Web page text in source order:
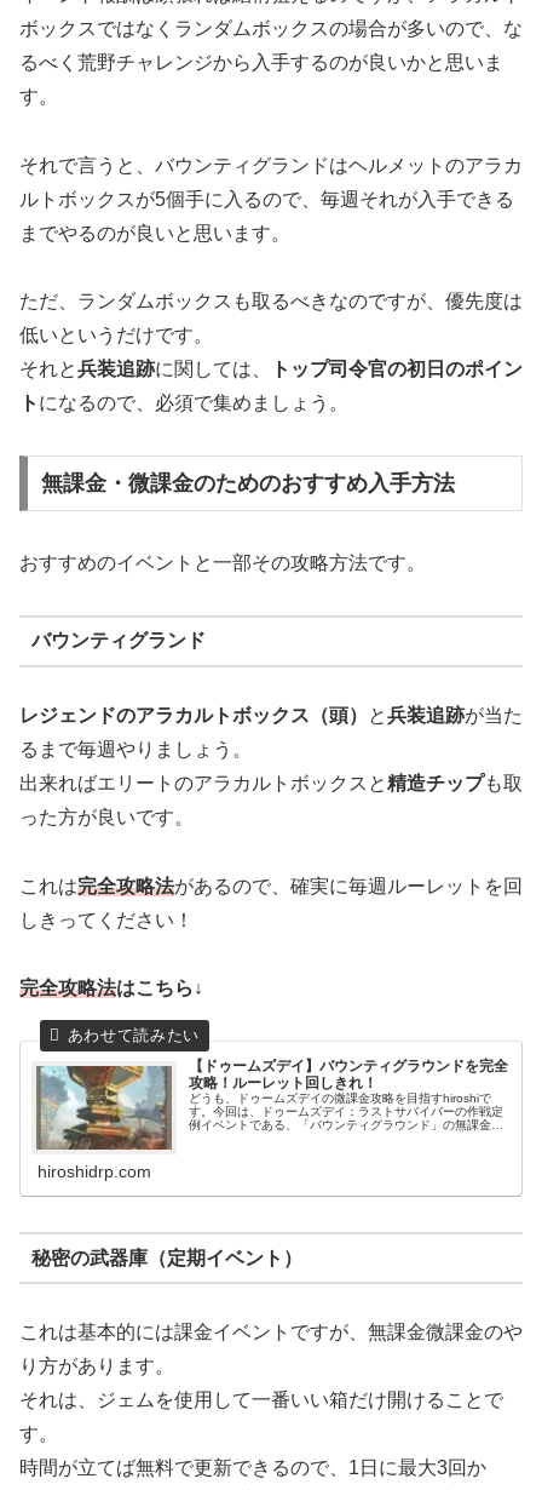
ボックスではなくランダムボックスの場合が多いので、な
るべく荒野チャレンジから入手するのが良いかと思いま
す。
それで言うと、バウンティグランドはヘルメットのアラカ
ルトボックスが5個手に入るので、毎週それが入手できる
までやるのが良いと思います。
ただ、ランダムボックスも取るべきなのですが、優先度は
低いというだけです。
それと兵装追跡に関しては、
トップ司令官の初日のポイン
ト になるので、必須で集めましょう。
無課金・微課金のためのおすすめ入手方法
おすすめのイベントと一部その攻略方法です。
バウンティグランド
レジェンドのアラカルトボックス（頭） と兵装追跡が当た
るまで毎週やりましょう。
出来ればエリートのアラカルトボックスと精造チップも取
った方が良いです。
これは完全攻略法があるので、確実に毎週ルーレットを回
しきってください！
完全攻略法はこちら↓
【ドゥームズデイ】バウンティグラウンドを完全
攻略！ルーレット回しきれ！
どうも、ドゥームズデイの微課金攻略を目指すhiroshiで
す。今回は、ドゥームズデイ：ラストサバイバーの作戦定
例イベントである、「バウンティグラウンド」の無課金・
hiroshidrp.com
秘密の武器庫（定期イベント）
これは基本的には課金イベントですが、無課金微課金のや
り方があります。
それは、ジェムを使用して一番いい箱だけ開けることで
す。
時間が立てば無料で更新できるので、1日に最大3回か